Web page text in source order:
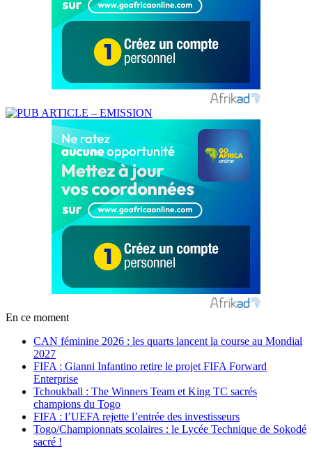
En ce moment
CAN féminine 2026 : les quarts lancent la course au Mondial
2027
FIFA : Gianni Infantino retire le projet FIFA Forward
Enterprise
Tchoukball : The Winners Team et King TC sacrés
champions du Togo
FIFA : l’UEFA rejette l’entrée des investisseurs
Togo/Championnats scolaires : le Lycée Technique de Sokodé
sacré !